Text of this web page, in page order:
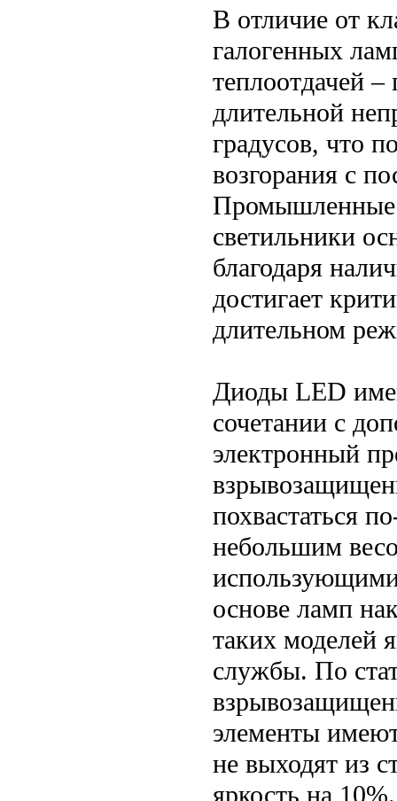
В отличие от
галогенных
теплоотдачей
длительной
градусов, что
возгорания с
Промышленные
светильники
благодаря
достигает
длительном
Диоды LED
сочетании с
электронный
похвастаться
небольшим
основе ламп
таких моделей
службы. По
элементы
не выходят из
яркость на